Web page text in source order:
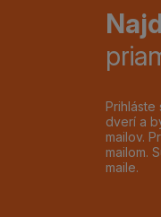
dverí a
mailov.
mailom.
maile.